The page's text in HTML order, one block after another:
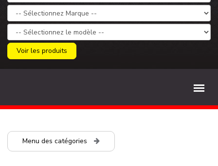
Voir les produits
Menu des catégories